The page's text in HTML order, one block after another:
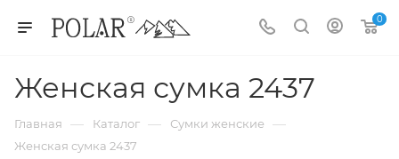
0
Женская сумка 2437
Главная — Каталог — Сумки женские —
Женская сумка 2437